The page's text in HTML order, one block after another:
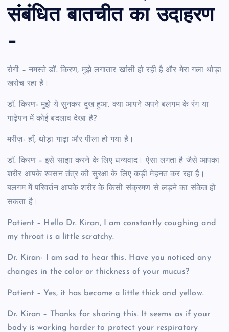
संबंधित बातचीत का उदाहरण
–
रोगी – नमस्ते डॉ. किरण, मुझे लगातार खांसी हो रही है और मेरा गला थोड़ा
खरोच रहा है।
डॉ. किरण- मुझे ये सुनकर दुख हुआ. क्या आपने अपने बलगम के रंग या
गाढ़ेपन में कोई बदलाव देखा है?
मरीज़- हाँ, थोड़ा गाढ़ा और पीला हो गया है।
डॉ. किरण – इसे साझा करने के लिए धन्यवाद। ऐसा लगता है जैसे आपका
शरीर आपके श्वसन तंत्र की सुरक्षा के लिए कड़ी मेहनत कर रहा है।
बलगम में परिवर्तन आपके शरीर के किसी संक्रमण से लड़ने का संकेत हो
सकता है।
Patient – Hello Dr. Kiran, I am constantly coughing and
my throat is a little scratchy.
Dr. Kiran- I am sad to hear this. Have you noticed any
changes in the color or thickness of your mucus?
Patient – Yes, it has become a little thick and yellow.
Dr. Kiran – Thanks for sharing this. It seems as if your
body is working harder to protect your respiratory